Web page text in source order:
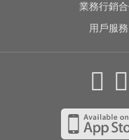
業務行銷合
用戶服務